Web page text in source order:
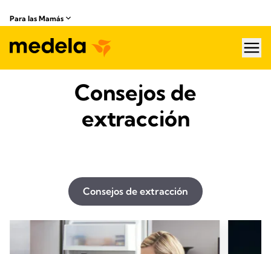
Para las Mamás
Consejos de
extracción
Consejos de extracción